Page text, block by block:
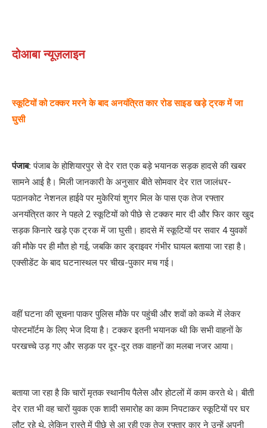
दोआबा न्यूज़लाइन
स्कूटियों को टक्कर मरने के बाद अनयंत्रित कार रोड साइड खड़े ट्रक में जा
घुसी
पंजाब:पंजाब के होशियारपुर से देर रात एक बड़े भयानक सड़क हादसे की खबर
सामने आई है। मिली जानकारी के अनुसार बीते सोमवार देर रात जालंधर-
पठानकोट नेशनल हाईवे पर मुकेरियां शुगर मिल के पास एक तेज रफ्तार
अनयंत्रित कार ने पहले 2 स्कूटियों को पीछे से टक्कर मार दी और फिर कार खुद
सड़क किनारे खड़े एक ट्रक में जा घुसी। हादसे में स्कूटियों पर सवार 4 युवकों
की मौके पर ही मौत हो गई, जबकि कार ड्राइवर गंभीर घायल बताया जा रहा है।
एक्सीडेंट के बाद घटनास्थल पर चीख-पुकार मच गई।
वहीं घटना की सूचना पाकर पुलिस मौके पर पहुंची और शवों को कब्जे में लेकर
पोस्टमॉर्टम के लिए भेज दिया है। टक्कर इतनी भयानक थी कि सभी वाहनों के
परखच्चे उड़ गए और सड़क पर दूर-दूर तक वाहनों का मलबा नजर आया।
बताया जा रहा है कि चारों मृतक स्थानीय पैलेस और होटलों में काम करते थे। बीती
देर रात भी वह चारों युवक एक शादी समारोह का काम निपटाकर स्कूटियों पर घर
लौट रहे थे, लेकिन रास्ते में पीछे से आ रही एक तेज रफ्तार कार ने उन्हें अपनी